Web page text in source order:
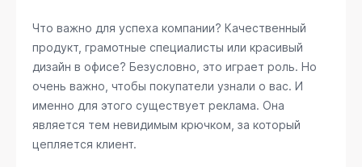
Что важно для успеха компании? Качественный
продукт, грамотные специалисты или красивый
дизайн в офисе? Безусловно, это играет роль. Но
очень важно, чтобы покупатели узнали о вас. И
именно для этого существует реклама. Она
является тем невидимым крючком, за который
цепляется клиент.